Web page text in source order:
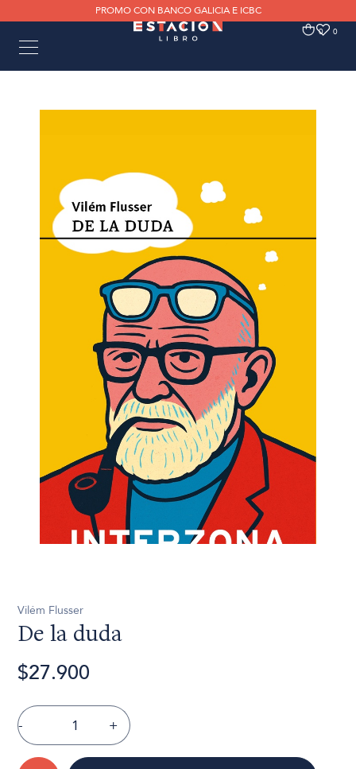
PROMO CON BANCO GALICIA E ICBC
0 0
Vilém Flusser
De la duda
$27.900
- +